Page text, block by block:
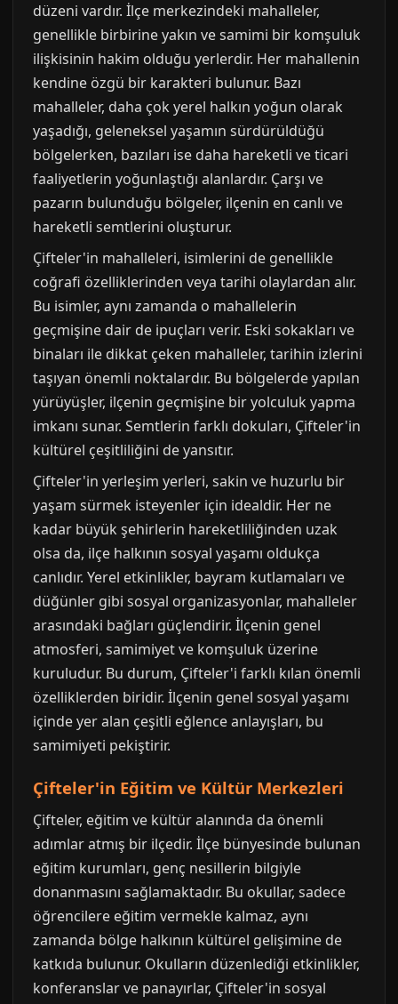
düzeni vardır. İlçe merkezindeki mahalleler,
genellikle birbirine yakın ve samimi bir komşuluk
ilişkisinin hakim olduğu yerlerdir. Her mahallenin
kendine özgü bir karakteri bulunur. Bazı
mahalleler, daha çok yerel halkın yoğun olarak
yaşadığı, geleneksel yaşamın sürdürüldüğü
bölgelerken, bazıları ise daha hareketli ve ticari
faaliyetlerin yoğunlaştığı alanlardır. Çarşı ve
pazarın bulunduğu bölgeler, ilçenin en canlı ve
hareketli semtlerini oluşturur.
Çifteler'in mahalleleri, isimlerini de genellikle
coğrafi özelliklerinden veya tarihi olaylardan alır.
Bu isimler, aynı zamanda o mahallelerin
geçmişine dair de ipuçları verir. Eski sokakları ve
binaları ile dikkat çeken mahalleler, tarihin izlerini
taşıyan önemli noktalardır. Bu bölgelerde yapılan
yürüyüşler, ilçenin geçmişine bir yolculuk yapma
imkanı sunar. Semtlerin farklı dokuları, Çifteler'in
kültürel çeşitliliğini de yansıtır.
Çifteler'in yerleşim yerleri, sakin ve huzurlu bir
yaşam sürmek isteyenler için idealdir. Her ne
kadar büyük şehirlerin hareketliliğinden uzak
olsa da, ilçe halkının sosyal yaşamı oldukça
canlıdır. Yerel etkinlikler, bayram kutlamaları ve
düğünler gibi sosyal organizasyonlar, mahalleler
arasındaki bağları güçlendirir. İlçenin genel
atmosferi, samimiyet ve komşuluk üzerine
kuruludur. Bu durum, Çifteler'i farklı kılan önemli
özelliklerden biridir. İlçenin genel sosyal yaşamı
içinde yer alan çeşitli eğlence anlayışları, bu
samimiyeti pekiştirir.
Çifteler'in Eğitim ve Kültür Merkezleri
Çifteler, eğitim ve kültür alanında da önemli
adımlar atmış bir ilçedir. İlçe bünyesinde bulunan
eğitim kurumları, genç nesillerin bilgiyle
donanmasını sağlamaktadır. Bu okullar, sadece
öğrencilere eğitim vermekle kalmaz, aynı
zamanda bölge halkının kültürel gelişimine de
katkıda bulunur. Okulların düzenlediği etkinlikler,
konferanslar ve panayırlar, Çifteler'in sosyal